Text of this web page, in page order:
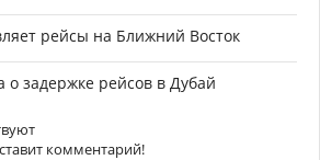
рейсы на Ближний Восток
о задержке рейсов в Дубай
комментарий!